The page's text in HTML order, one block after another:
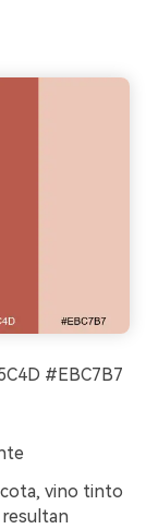
#EBC7B7
vino tinto